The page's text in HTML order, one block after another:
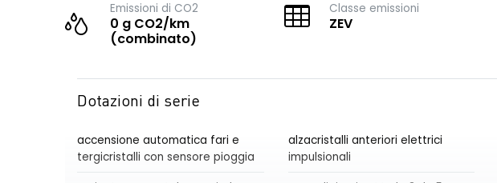
Emissioni di CO2
0 g CO2/km
(combinato)
Classe emissioni
ZEV
Dotazioni di serie
accensione automatica fari e
tergicristalli con sensore pioggia
alzacristalli anteriori elettrici
impulsionali